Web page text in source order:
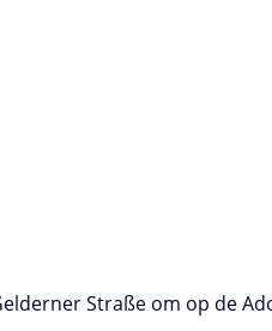
Straße om op de